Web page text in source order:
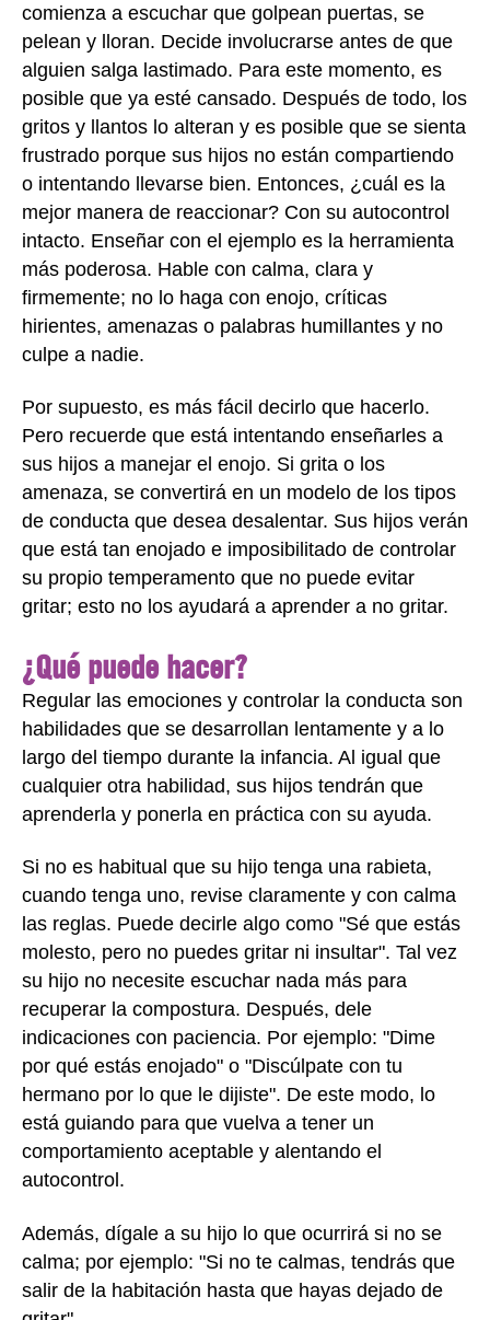
comienza a escuchar que golpean puertas, se
pelean y lloran. Decide involucrarse antes de que
alguien salga lastimado. Para este momento, es
posible que ya esté cansado. Después de todo, los
gritos y llantos lo alteran y es posible que se sienta
frustrado porque sus hijos no están compartiendo
o intentando llevarse bien. Entonces, ¿cuál es la
mejor manera de reaccionar? Con su autocontrol
intacto. Enseñar con el ejemplo es la herramienta
más poderosa. Hable con calma, clara y
firmemente; no lo haga con enojo, críticas
hirientes, amenazas o palabras humillantes y no
culpe a nadie.
Por supuesto, es más fácil decirlo que hacerlo.
Pero recuerde que está intentando enseñarles a
sus hijos a manejar el enojo. Si grita o los
amenaza, se convertirá en un modelo de los tipos
de conducta que desea desalentar. Sus hijos verán
que está tan enojado e imposibilitado de controlar
su propio temperamento que no puede evitar
gritar; esto no los ayudará a aprender a no gritar.
¿Qué puede hacer?
Regular las emociones y controlar la conducta son
habilidades que se desarrollan lentamente y a lo
largo del tiempo durante la infancia. Al igual que
cualquier otra habilidad, sus hijos tendrán que
aprenderla y ponerla en práctica con su ayuda.
Si no es habitual que su hijo tenga una rabieta,
cuando tenga uno, revise claramente y con calma
las reglas. Puede decirle algo como "Sé que estás
molesto, pero no puedes gritar ni insultar". Tal vez
su hijo no necesite escuchar nada más para
recuperar la compostura. Después, dele
indicaciones con paciencia. Por ejemplo: "Dime
por qué estás enojado" o "Discúlpate con tu
hermano por lo que le dijiste". De este modo, lo
está guiando para que vuelva a tener un
comportamiento aceptable y alentando el
autocontrol.
Además, dígale a su hijo lo que ocurrirá si no se
calma; por ejemplo: "Si no te calmas, tendrás que
salir de la habitación hasta que hayas dejado de